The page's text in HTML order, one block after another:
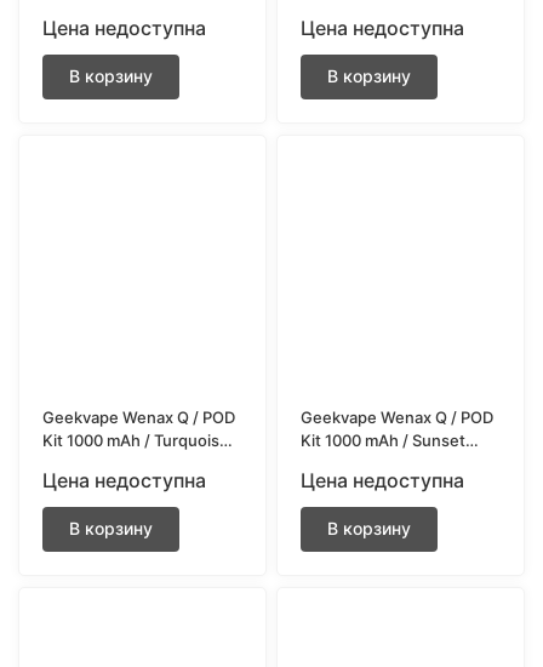
Цена недоступна
В корзину
Цена недоступна
В корзину
Geekvape Wenax Q / POD
Kit 1000 mAh / Turquoise
Цена недоступна
В корзину
Geekvape Wenax Q / POD
Kit 1000 mAh / Sunset
Цена недоступна
В корзину